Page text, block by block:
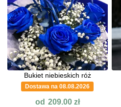
Bukiet niebieskich róż
Dostawa na 08.08.2026
od 209.00 zł